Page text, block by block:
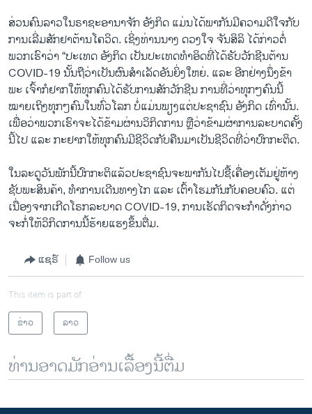
ສ່ວນຄົນລາວໃນຣາຊະອານາຈັກ ອັງກິດ ແມ່ນໄດ້ພາກັນມີຄວາມດີໃຈກັບ
ການເລີ່ມສັກຢາຕ້ານໂຄວິດ. ເຊິ່ງທ່ານນາງ ດວງໃຈ ຈັນສິລິ ໄດ້ກ່າວຕໍ່
ພວກເຮົາວ່າ “ປະເທດ ອັງກິດ ເປັນປະເທດທໍາອິດທີ່ໄດ້ຮັບວັກຊີນຕ້ານ
COVID-19 ນັ້ນຖືວ່າເປັນຜົນສຳເລັດອັນຍິ່ງໃຫຍ່. ແລະ ອີກຢ່າງນຶ່ງຂ້າ
ພະ ເຈົ້າກໍຢາກໃຫ້ທຸກຄົນໄດ້ຮັບການສັກວັກຊີນ ການທີ່ວ່າທຸກໆຄົນນີ້
ໝາຍເຖິງທຸກໆຄົນໃນທົ່ວໂລກ ບໍ່ແມ່ນພຽງແຕ່ປະຊາຊົນ ອັງກິດ ເທົ່ານັ້ນ.
ເພື່ອວ່າພວກເຮົາຈະໄດ້ຂ້າມຜ່ານວິກິດການ ຫຼືວ່າຂ້າມຜ່າການລະບາດຄັ້ງ
ນີ້ໄປ ແລະ ກະຢາກໃຫ້ທຸກຄົນມີຊີວິດກັບຄືນມາເປັນຊີວິດທີ່ວ່າປົກກະຕິດ.
ໃນລະດູວັນພັກນີ້ປົກກະຕິແລ້ວປະຊາຊົນຈະພາກັນໄປຊື້ເຄື່ອງເຕັມຢູ່ຫ້າງ
ຊັບພະສິນຄ້າ, ທຳການເດີນທາງໄກ ແລະ ເຕົ້າໂຮມກັນກັບຄອບຄົວ. ແຕ່
ເນື່ອງຈາກເກີດໂຣກລະບາດ COVID-19, ການເຮັດກິດຈະກຳດັ່ງກ່າວ
ຈະກໍ່ໃຫ້ວິກິດການນີ້ຮ້າຍແຮງຂຶ້ນຕື່ມ.
ແຊຣ໌ Follow us
This item is part of
ຂ່າວ
ລາວ
ທ່ານອາດມັກອ່ານເລື້ອງນີ້ຕື່ມ